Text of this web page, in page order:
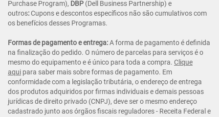
Purchase Program), DBP (Dell Business Partnership) e
outros:Cupons e descontos específicos não são cumulativos com
os benefícios desses Programas.
Formas de pagamento e entrega:A forma de pagamento é definida
na finalização do pedido. O número de parcelas para serviços é o
mesmo do equipamento e é único para toda a compra. Clique
aqui para saber mais sobre formas de pagamento. Em
conformidade com a legislação tributária, o endereço de entrega
dos produtos adquiridos por firmas individuais e demais pessoas
jurídicas de direito privado (CNPJ), deve ser o mesmo endereço
cadastrado junto aos órgãos fiscais reguladores - Receita Federal e